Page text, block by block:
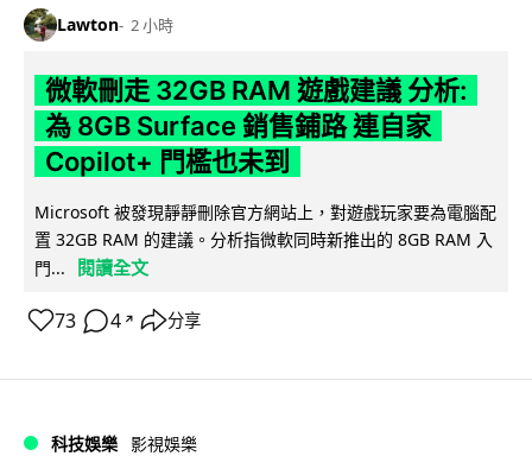
Lawton 2 小時
微軟刪走 32GB RAM 遊戲建議 分析:
為 8GB Surface 銷售鋪路 連自家
Copilot+ 門檻也未到
Microsoft 被發現靜靜刪除官方網站上，對遊戲玩家要為電腦配
置 32GB RAM 的建議。分析指微軟同時新推出的 8GB RAM 入
門...
閱讀全文
73 4 ↗ 分享
科技娛樂 影視娛樂